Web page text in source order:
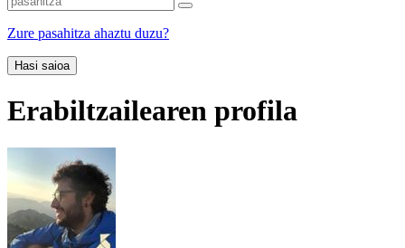
Zure pasahitza ahaztu duzu?
Hasi saioa
Erabiltzailearen profila